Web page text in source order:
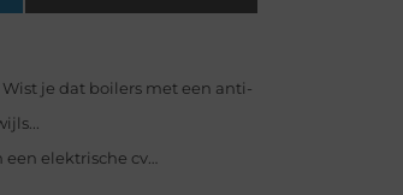
Wist je dat boilers met een anti-
elektrische cv…